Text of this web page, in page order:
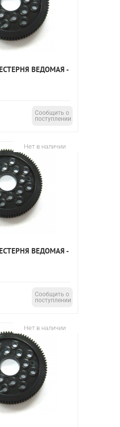
ВЕДОМАЯ -
Сообщить о
поступлении
Нет в наличии
ВЕДОМАЯ -
Сообщить о
поступлении
Нет в наличии